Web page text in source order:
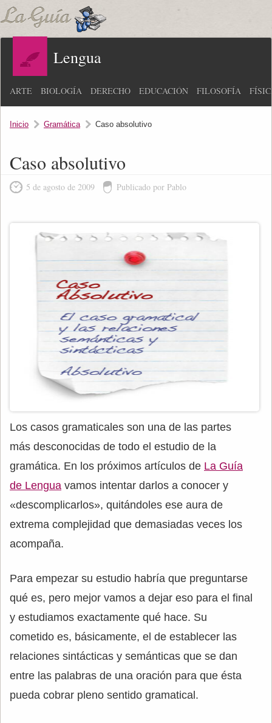
Lengua
ARTE BIOLOGÍA DERECHO EDUCACIÓN FILOSOFÍA
Inicio Gramática Caso absolutivo
Caso absolutivo
5 de agosto de 2009 Publicado por Pablo
Los casos gramaticales son una de las partes
más desconocidas de todo el estudio de la
gramática. En los próximos artículos de La Guía
de Lengua vamos intentar darlos a conocer y
«descomplicarlos», quitándoles ese aura de
extrema complejidad que demasiadas veces los
acompaña.
Para empezar su estudio habría que preguntarse
qué es, pero mejor vamos a dejar eso para el final
y estudiamos exactamente qué hace. Su
cometido es, básicamente, el de establecer las
relaciones sintácticas y semánticas que se dan
entre las palabras de una oración para que ésta
pueda cobrar pleno sentido gramatical.